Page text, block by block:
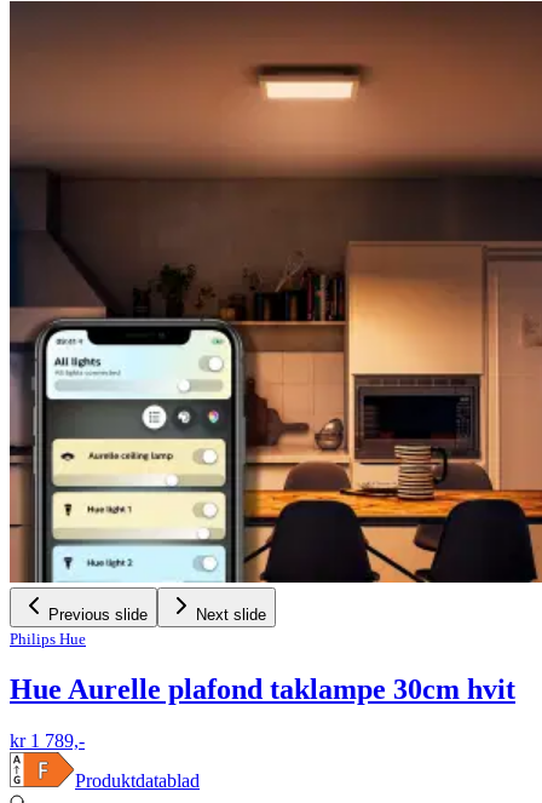
Previous slide
Next slide
Philips Hue
Hue Aurelle plafond taklampe 30cm hvit
kr 1 789,-
Produktdatablad